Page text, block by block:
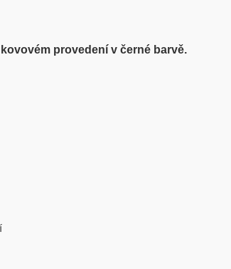
kovovém provedení v černé barvě.